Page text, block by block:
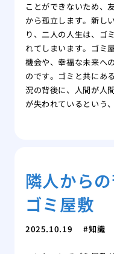
ことができないため、
から孤立します。新し
り、二人の人生は、ゴ
れてしまいます。ゴミ
機会や、幸福な未来へ
のです。ゴミと共にあ
況の背後に、人間が人
が失われているという
隣人から
ゴミ屋敷
2025.10.19 知識